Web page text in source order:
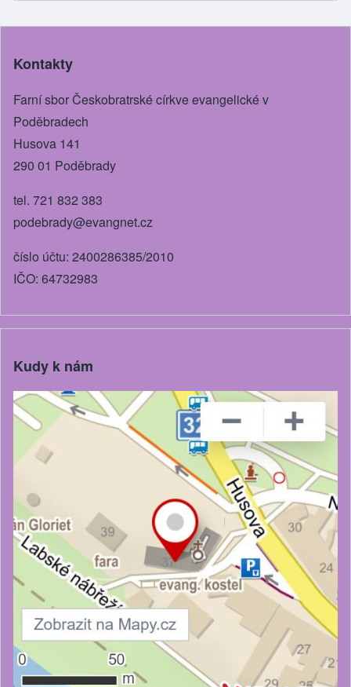
Kontakty
Farní sbor Českobratrské církve evangelické v
Poděbradech
Husova 141
290 01 Poděbrady
tel. 721 832 383
podebrady@evangnet.cz
číslo účtu: 2400286385/2010
IČO: 64732983
Kudy k nám